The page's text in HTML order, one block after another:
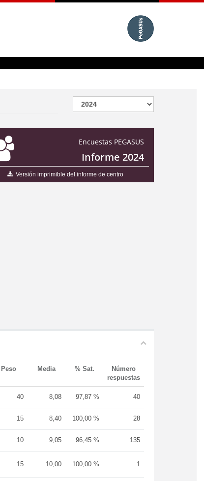
Encuestas PEGASUS
Informe 2024
Versión imprimible del informe de centro
Peso Media % Sat.
Número
respuestas
40 8,08 97,87 % 40
15 8,40 100,00 % 28
10 9,05 96,45 % 135
15 10,00 100,00 % 1